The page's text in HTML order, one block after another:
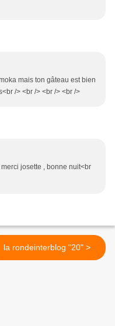
mais ton gâteau est bien
/> <br /> <br /> <br />
josette , bonne nuit<br
la rondeinterblog "20" >